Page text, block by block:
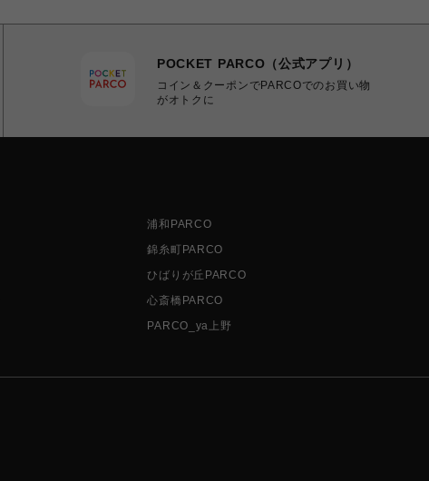
POCKET PARCO（公式アプリ）
コイン＆クーポンでPARCOでのお買い物
がオトクに
浦和PARCO
錦糸町PARCO
ひばりが丘PARCO
心斎橋PARCO
PARCO_ya上野